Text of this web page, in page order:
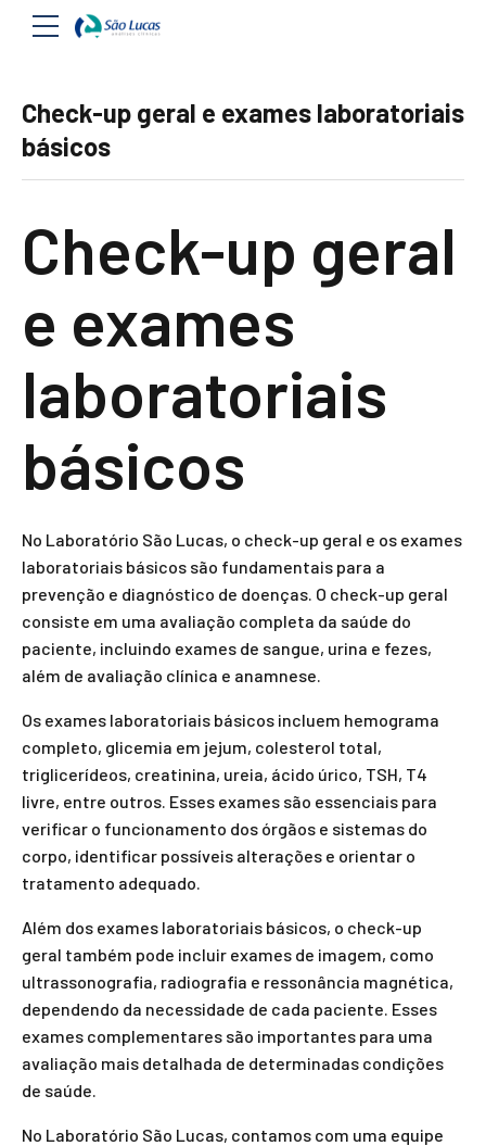
Check-up geral e exames laboratoriais
básicos
Check-up geral
e exames
laboratoriais
básicos
No Laboratório São Lucas, o check-up geral e os exames
laboratoriais básicos são fundamentais para a
prevenção e diagnóstico de doenças. O check-up geral
consiste em uma avaliação completa da saúde do
paciente, incluindo exames de sangue, urina e fezes,
além de avaliação clínica e anamnese.
Os exames laboratoriais básicos incluem hemograma
completo, glicemia em jejum, colesterol total,
triglicerídeos, creatinina, ureia, ácido úrico, TSH, T4
livre, entre outros. Esses exames são essenciais para
verificar o funcionamento dos órgãos e sistemas do
corpo, identificar possíveis alterações e orientar o
tratamento adequado.
Além dos exames laboratoriais básicos, o check-up
geral também pode incluir exames de imagem, como
ultrassonografia, radiografia e ressonância magnética,
dependendo da necessidade de cada paciente. Esses
exames complementares são importantes para uma
avaliação mais detalhada de determinadas condições
de saúde.
No Laboratório São Lucas, contamos com uma equipe